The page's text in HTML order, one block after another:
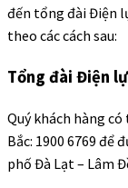
đến tổng đài Điện
theo các cách sau:
Tổng đài Điện
Quý khách hàng
Bắc: 1900 6769 để
phố Đà Lạt – Lâm